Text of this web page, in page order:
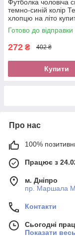
Футболка чоловіча
темно-синій колір
хлопцю на літо
футболки без
новою поштою
Готово до відправки
272 ₴ 402 ₴
Купити
Про нас
100%
Працює з
м. Дніпро
пр. Маршала
Контакти
Сьогодні
Показати